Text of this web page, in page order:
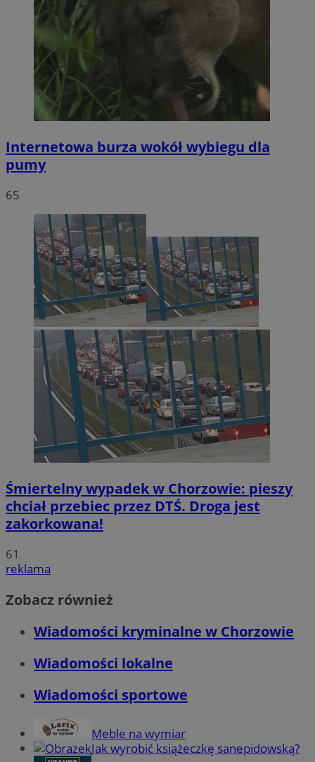
Internetowa burza wokół wybiegu dla
pumy
65
Śmiertelny wypadek w Chorzowie: pieszy
chciał przebiec przez DTŚ. Droga jest
zakorkowana!
61
reklama
Zobacz również
Wiadomości kryminalne w Chorzowie
Wiadomości lokalne
Wiadomości sportowe
Meble na wymiar
Jak wyrobić książeczkę sanepidowską?